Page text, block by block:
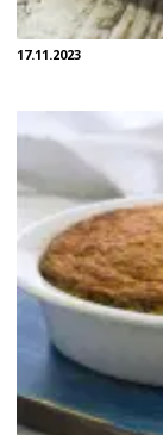
17.11.2023